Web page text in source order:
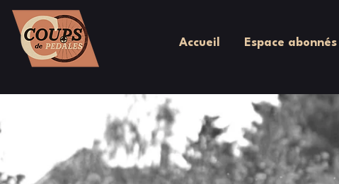
Accueil Espace abonnés